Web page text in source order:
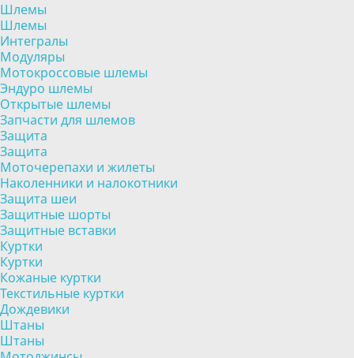
Шлемы
Шлемы
Интегралы
Модуляры
Мотокроссовые шлемы
Эндуро шлемы
Открытые шлемы
Запчасти для шлемов
Защита
Защита
Моточерепахи и жилеты
Наколенники и налокотники
Защита шеи
Защитные шорты
Защитные вставки
Куртки
Куртки
Кожаные куртки
Текстильные куртки
Дождевики
Штаны
Штаны